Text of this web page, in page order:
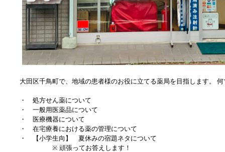
大田区千鳥町で、地域の患者様のお役に立てる薬局を目指します。
・ 処方せん薬について
・ 一般用医薬品について
・ 医療機器について
・ 在宅療養における薬の管理について
・ 【小学生向】 夏休みの宿題ネタについて
※ 頑張ってお答えします！